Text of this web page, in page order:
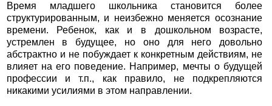
Время младшего школьника становится более
структурированным, и неизбежно меняется осознание
времени. Ребенок, как и в дошкольном возрасте,
устремлен в будущее, но оно для него довольно
абстрактно и не побуждает к конкретным действиям, не
влияет на его поведение. Например, мечты о будущей
профессии и т.п., как правило, не подкрепляются
никакими усилиями в этом направлении.